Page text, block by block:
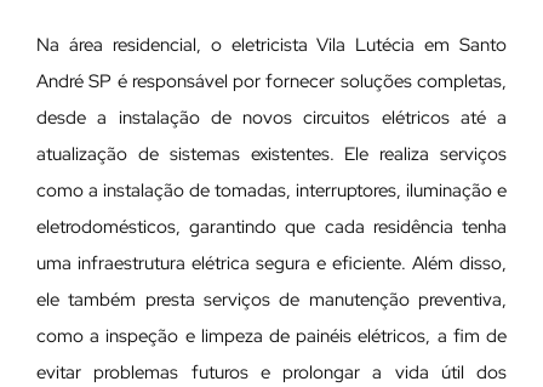
Na área residencial, o eletricista Vila Lutécia em Santo
André SP é responsável por fornecer soluções completas,
desde a instalação de novos circuitos elétricos até a
atualização de sistemas existentes. Ele realiza serviços
como a instalação de tomadas, interruptores, iluminação e
eletrodomésticos, garantindo que cada residência tenha
uma infraestrutura elétrica segura e eficiente. Além disso,
ele também presta serviços de manutenção preventiva,
como a inspeção e limpeza de painéis elétricos, a fim de
evitar problemas futuros e prolongar a vida útil dos